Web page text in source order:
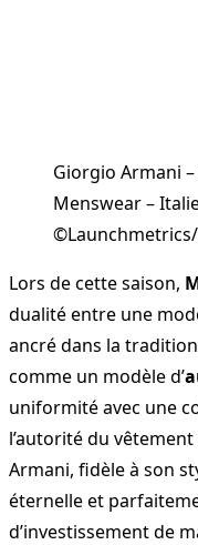
Giorgio Armani –
Menswear –
Lors de cette saison,
dualité entre une
ancré dans la
comme un modèle d’
uniformité avec une
l’autorité du
Armani, fidèle à son
éternelle et
d’investissement de